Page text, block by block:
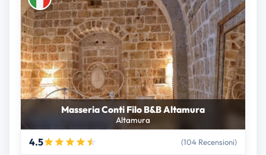
Masseria Conti Filo B&B Altamura
Altamura
4.5 (104 Recensioni)